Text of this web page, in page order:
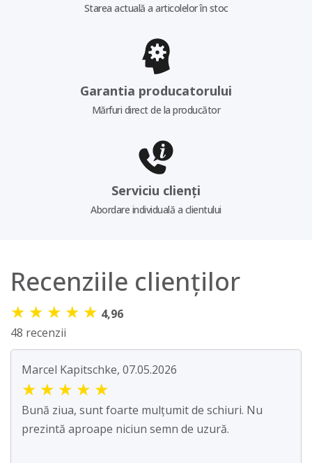
Starea actuală a articolelor în stoc
Garantia producatorului
Mărfuri direct de la producător
Serviciu clienți
Abordare individuală a clientului
Recenziile clienților
★ ★ ★ ★ ★ 4,96
48 recenzii
Marcel Kapitschke, 07.05.2026
★ ★ ★ ★ ★
Bună ziua, sunt foarte mulțumit de schiuri. Nu
prezintă aproape niciun semn de uzură.